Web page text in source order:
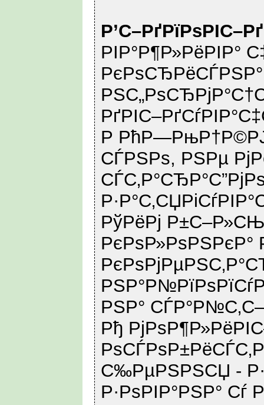
РІР°Р¶Р»РёРІР°
Р
СЃРЅРѕ, РЅРµ
РўРёРј
РЅР°
Рђ
С‰РµРЅРЅСЏ -
Р·РѕРІР°РЅР° Сѓ